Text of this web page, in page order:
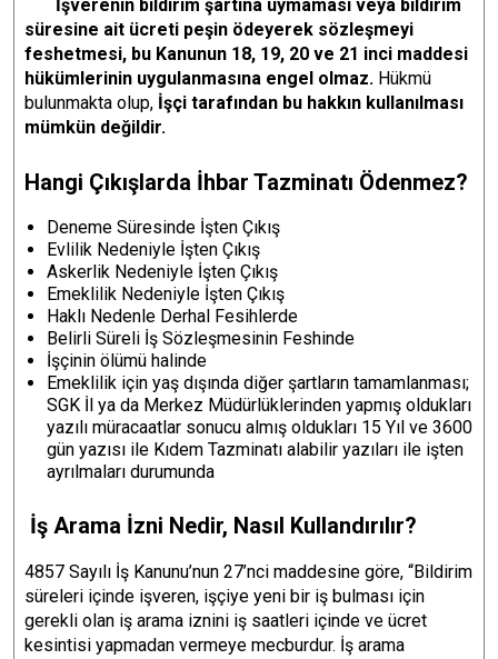
İşverenin bildirim şartına uymaması veya bildirim
süresine ait ücreti peşin ödeyerek sözleşmeyi
feshetmesi, bu Kanunun 18, 19, 20 ve 21 inci maddesi
hükümlerinin uygulanmasına engel olmaz. Hükmü
bulunmakta olup, İşçi tarafından bu hakkın kullanılması
mümkün değildir.
Hangi Çıkışlarda İhbar Tazminatı Ödenmez?
Deneme Süresinde İşten Çıkış
Evlilik Nedeniyle İşten Çıkış
Askerlik Nedeniyle İşten Çıkış
Emeklilik Nedeniyle İşten Çıkış
Haklı Nedenle Derhal Fesihlerde
Belirli Süreli İş Sözleşmesinin Feshinde
İşçinin ölümü halinde
Emeklilik için yaş dışında diğer şartların tamamlanması;
SGK İl ya da Merkez Müdürlüklerinden yapmış oldukları
yazılı müracaatlar sonucu almış oldukları 15 Yıl ve 3600
gün yazısı ile Kıdem Tazminatı alabilir yazıları ile işten
ayrılmaları durumunda
İş Arama İzni Nedir, Nasıl Kullandırılır?
4857 Sayılı İş Kanunu’nun 27’nci maddesine göre, “Bildirim
süreleri içinde işveren, işçiye yeni bir iş bulması için
gerekli olan iş arama iznini iş saatleri içinde ve ücret
kesintisi yapmadan vermeye mecburdur. İş arama